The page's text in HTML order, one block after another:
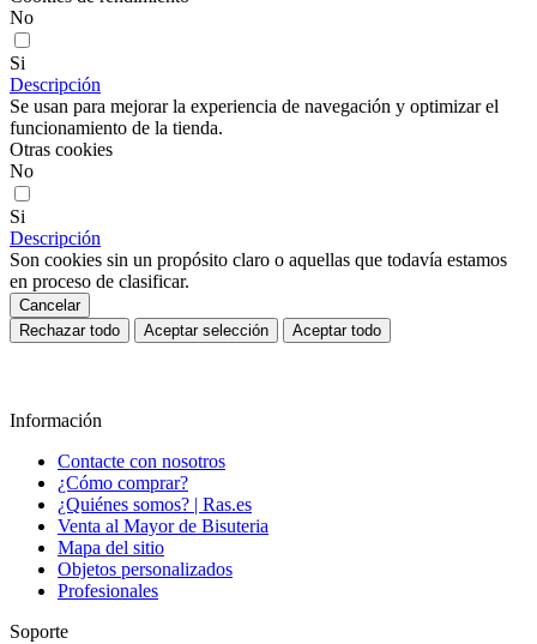
No
Si
Descripción
Se usan para mejorar la experiencia de navegación y optimizar el
funcionamiento de la tienda.
Otras cookies
No
Si
Descripción
Son cookies sin un propósito claro o aquellas que todavía estamos
en proceso de clasificar.
Cancelar
Rechazar todo
Aceptar selección Aceptar todo
Información
Contacte con nosotros
¿Cómo comprar?
¿Quiénes somos? | Ras.es
Venta al Mayor de Bisuteria
Mapa del sitio
Objetos personalizados
Profesionales
Soporte